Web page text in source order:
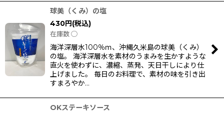
球美（くみ）の塩
430円(税込)
在庫数 ◯
海洋深層水100％ｍ、沖縄久米島の球美（くみ）
の塩。 海洋深層水を素材のうまみを生かすような
直火を使わずに、濃縮、蒸発、天日干しにより仕
上げました。 毎日のお料理で、素材の味を引き出
すまろやか…
OKステーキソース